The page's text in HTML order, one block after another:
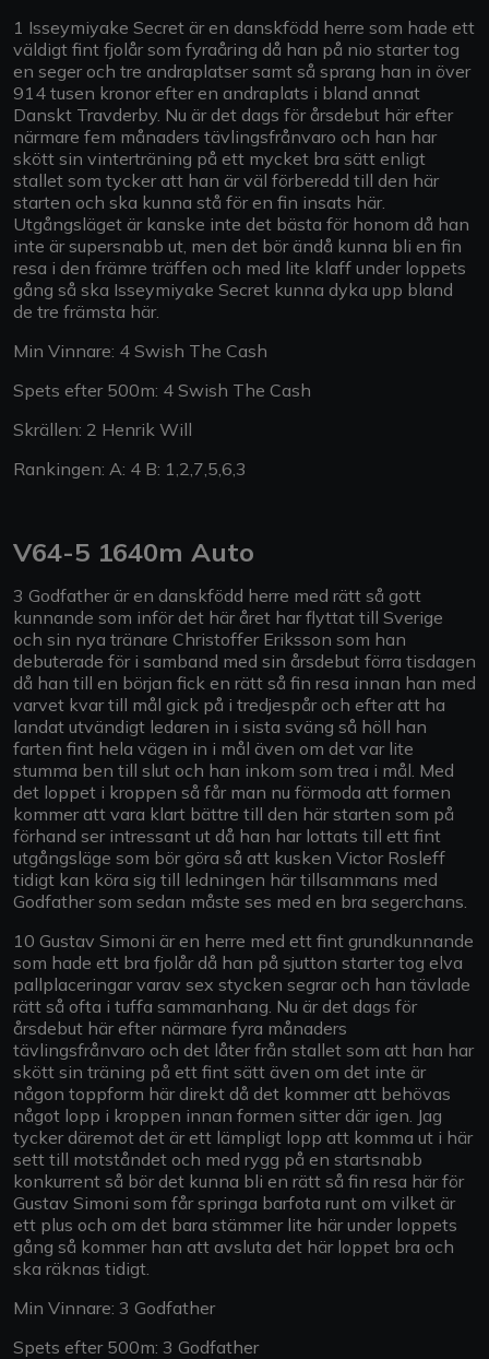
1 Isseymiyake Secret är en danskfödd herre som hade ett
väldigt fint fjolår som fyraåring då han på nio starter tog
en seger och tre andraplatser samt så sprang han in över
914 tusen kronor efter en andraplats i bland annat
Danskt Travderby. Nu är det dags för årsdebut här efter
närmare fem månaders tävlingsfrånvaro och han har
skött sin vinterträning på ett mycket bra sätt enligt
stallet som tycker att han är väl förberedd till den här
starten och ska kunna stå för en fin insats här.
Utgångsläget är kanske inte det bästa för honom då han
inte är supersnabb ut, men det bör ändå kunna bli en fin
resa i den främre träffen och med lite klaff under loppets
gång så ska Isseymiyake Secret kunna dyka upp bland
de tre främsta här.
Min Vinnare: 4 Swish The Cash
Spets efter 500m: 4 Swish The Cash
Skrällen: 2 Henrik Will
Rankingen: A: 4 B: 1,2,7,5,6,3
V64-5 1640m Auto
3 Godfather är en danskfödd herre med rätt så gott
kunnande som inför det här året har flyttat till Sverige
och sin nya tränare Christoffer Eriksson som han
debuterade för i samband med sin årsdebut förra tisdagen
då han till en början fick en rätt så fin resa innan han med
varvet kvar till mål gick på i tredjespår och efter att ha
landat utvändigt ledaren in i sista sväng så höll han
farten fint hela vägen in i mål även om det var lite
stumma ben till slut och han inkom som trea i mål. Med
det loppet i kroppen så får man nu förmoda att formen
kommer att vara klart bättre till den här starten som på
förhand ser intressant ut då han har lottats till ett fint
utgångsläge som bör göra så att kusken Victor Rosleff
tidigt kan köra sig till ledningen här tillsammans med
Godfather som sedan måste ses med en bra segerchans.
10 Gustav Simoni är en herre med ett fint grundkunnande
som hade ett bra fjolår då han på sjutton starter tog elva
pallplaceringar varav sex stycken segrar och han tävlade
rätt så ofta i tuffa sammanhang. Nu är det dags för
årsdebut här efter närmare fyra månaders
tävlingsfrånvaro och det låter från stallet som att han har
skött sin träning på ett fint sätt även om det inte är
någon toppform här direkt då det kommer att behövas
något lopp i kroppen innan formen sitter där igen. Jag
tycker däremot det är ett lämpligt lopp att komma ut i här
sett till motståndet och med rygg på en startsnabb
konkurrent så bör det kunna bli en rätt så fin resa här för
Gustav Simoni som får springa barfota runt om vilket är
ett plus och om det bara stämmer lite här under loppets
gång så kommer han att avsluta det här loppet bra och
ska räknas tidigt.
Min Vinnare: 3 Godfather
Spets efter 500m: 3 Godfather